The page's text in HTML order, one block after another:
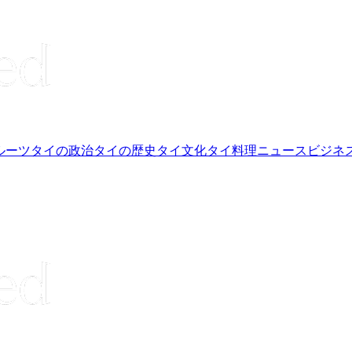
ーツタイの政治タイの歴史 タイ文化タイ料理ニュース ビジネ